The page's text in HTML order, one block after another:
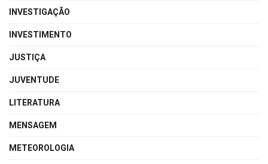
INVESTIGAÇÃO
INVESTIMENTO
JUSTIÇA
JUVENTUDE
LITERATURA
MENSAGEM
METEOROLOGIA